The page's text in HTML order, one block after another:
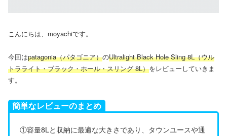
こんにちは、moyachiです。
今回はpatagonia（パタゴニア）のUltralight Black Hole Sling 8L（ウル
トラライト・ブラック・ホール・スリング 8L）をレビューしていきま
す。
簡単なレビューのまとめ
①容量8Lと収納に最適な大きさであり、タウンユースや通